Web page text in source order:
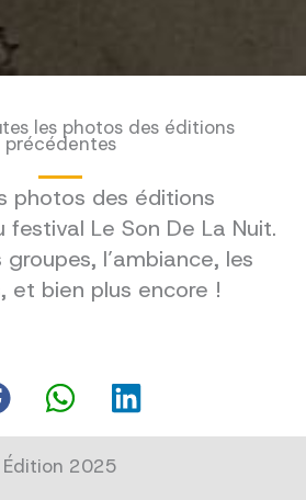
les photos des éditions
précédentes
photos des éditions
Le Son De La Nuit.
groupes, l’ambiance, les
et bien plus encore !
Édition 2025